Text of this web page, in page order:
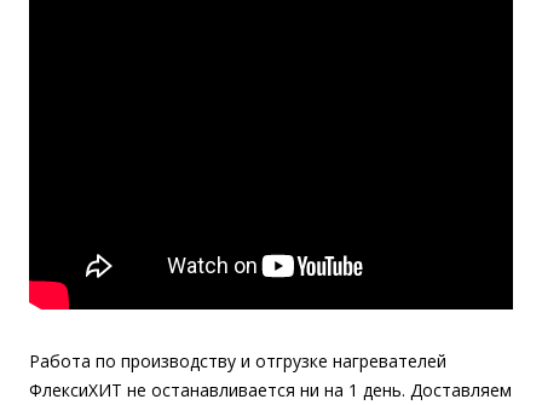
Работа по производству и отгрузке нагревателей
ФлексиХИТ не останавливается ни на 1 день. Доставляем